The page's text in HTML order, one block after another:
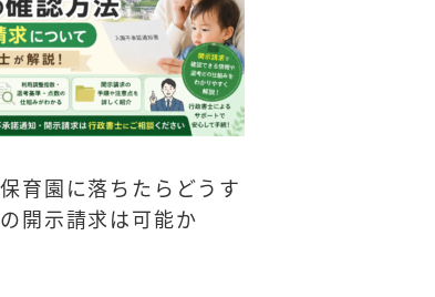
育園に落ちたらどうす
開示請求は可能か